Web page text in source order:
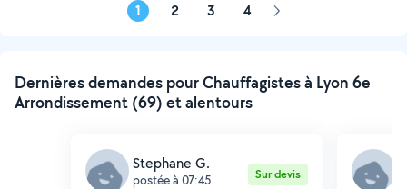
1 2 3 4 Page
Dernières demandes pour Chauffagistes à Lyon 6e
Arrondissement (69) et alentours
Stephane G.
postée à 07:45 Sur devis